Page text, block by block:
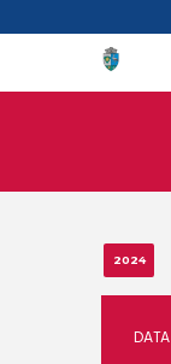
2024
DATA